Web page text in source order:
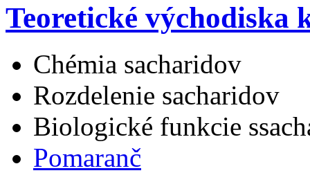
Teoretické východiska
Chémia sacharidov
Rozdelenie sacharidov
Biologické funkcie
Pomaranč